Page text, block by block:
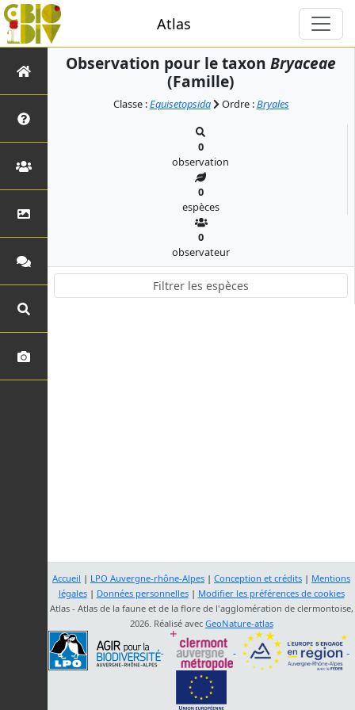
Atlas
Observation pour le taxon Bryaceae
(Famille)
Classe :Equisetopsida Ordre :Bryales
0
observation
0
espèces
0
observateur
Accueil | LPO Auvergne-rhône-Alpes | Conception et crédits | Mentions
légales| Données personnelles| Modifier les préférences de cookies
Atlas - Atlas de la faune et de la flore de l'agglomération de clermontoise,
2026. Réalisé avec GeoNature-atlas